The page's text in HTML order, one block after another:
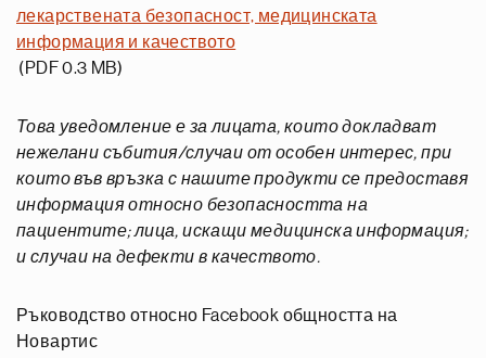
лекарствената безопасност, медицинската
информация и качеството
(PDF 0.3 MB)
Това уведомление е за лицата, които докладват
нежелани събития/случаи от особен интерес, при
които във връзка с нашите продукти се предоставя
информация относно безопасността на
пациентите; лица, искащи медицинска информация;
и случаи на дефекти в качеството.
Ръководство относно Facebook общността на
Новартис